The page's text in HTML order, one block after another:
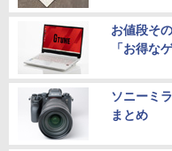
お値段そ
「お得な
ソニーミ
まとめ